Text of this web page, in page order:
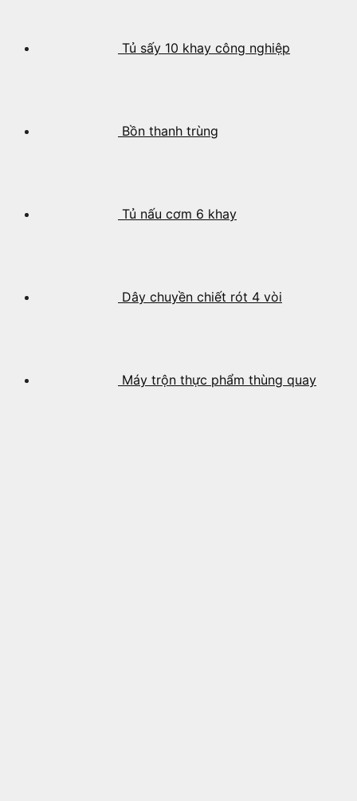
Tủ sấy 10 khay công nghiệp
Bồn thanh trùng
Tủ nấu cơm 6 khay
Dây chuyền chiết rót 4 vòi
Máy trộn thực phẩm thùng quay